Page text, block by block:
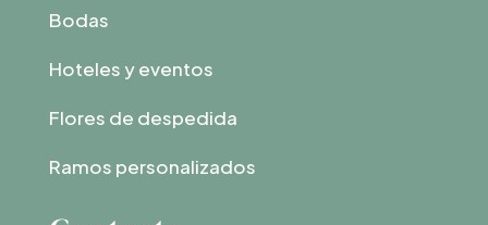
Bodas
Hoteles y eventos
Flores de despedida
Ramos personalizados